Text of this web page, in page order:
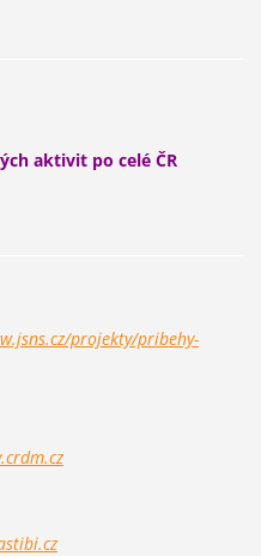
aktivit po celé ČR
projekty/pribehy-